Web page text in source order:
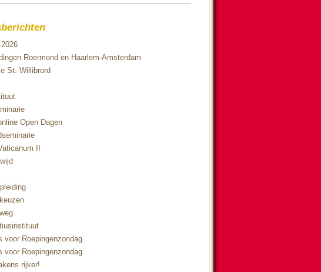
Roermond en Haarlem-Amsterdam
St. Willibrord
Open Dagen
II
voor Roepingenzondag
voor Roepingenzondag
rijker!